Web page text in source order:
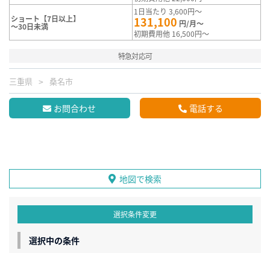
ショート【7日以上】
～30日未満
1日当たり 3,600円～
131,100 円/月～
初期費用他 16,500円～
特急対応可
三重県 桑名市
お問合わせ 電話する
地図で検索
選択条件変更
選択中の条件